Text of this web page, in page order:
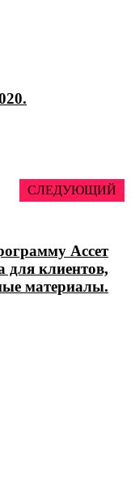
СЛЕДУЮЩИЙ
Ассет
для клиентов,
материалы.